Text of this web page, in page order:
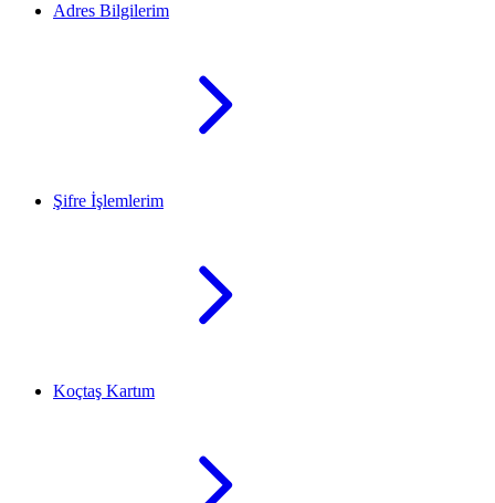
Adres Bilgilerim
Şifre İşlemlerim
Koçtaş Kartım